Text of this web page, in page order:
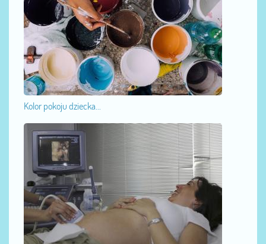
Kolor pokoju dziecka...